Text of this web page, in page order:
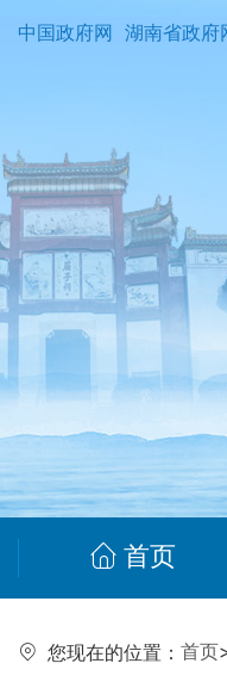
中国政府网 湖南省政府
首页
您现在的位置： 首页